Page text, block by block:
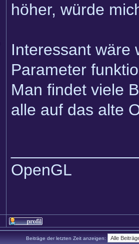
höher, würde
Interessant wäre
Parameter
Man findet viele
alle auf das alte
OpenGL
Beiträge der letzten Zeit anzeigen: